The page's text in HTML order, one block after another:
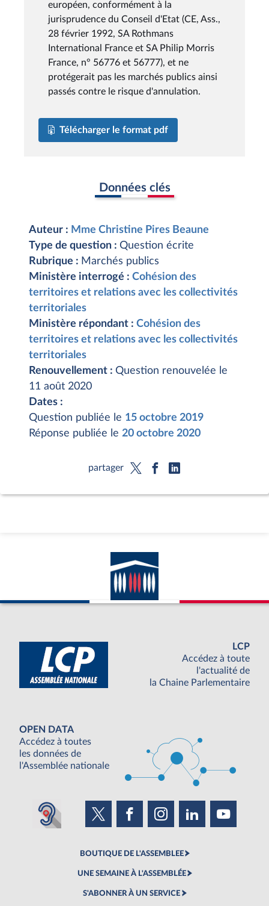
européen, conformément à la
jurisprudence du Conseil d'Etat (CE, Ass.,
28 février 1992, SA Rothmans
International France et SA Philip Morris
France, n° 56776 et 56777), et ne
protégerait pas les marchés publics ainsi
passés contre le risque d'annulation.
Télécharger le format pdf
Données clés
Auteur : Mme Christine Pires Beaune
Type de question : Question écrite
Rubrique : Marchés publics
Ministère interrogé : Cohésion des
territoires et relations avec les collectivités
territoriales
Ministère répondant : Cohésion des
territoires et relations avec les collectivités
territoriales
Renouvellement : Question renouvelée le
11 août 2020
Dates :
Question publiée le 15 octobre 2019
Réponse publiée le 20 octobre 2020
partager
LCP
Accédez à toute
l'actualité de
la Chaine Parlementaire
OPEN DATA
Accédez à toutes
les données de
l'Assemblée nationale
BOUTIQUE DE L'ASSEMBLEE
UNE SEMAINE À L'ASSEMBLÉE
S'ABONNER À UN SERVICE